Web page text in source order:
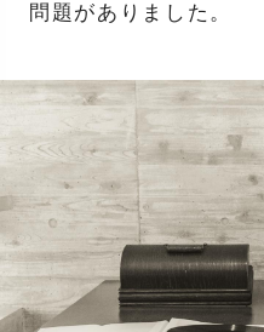
問題がありました。